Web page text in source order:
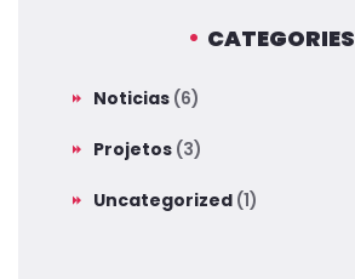
CATEGORIES
Noticias (6)
Projetos (3)
Uncategorized (1)